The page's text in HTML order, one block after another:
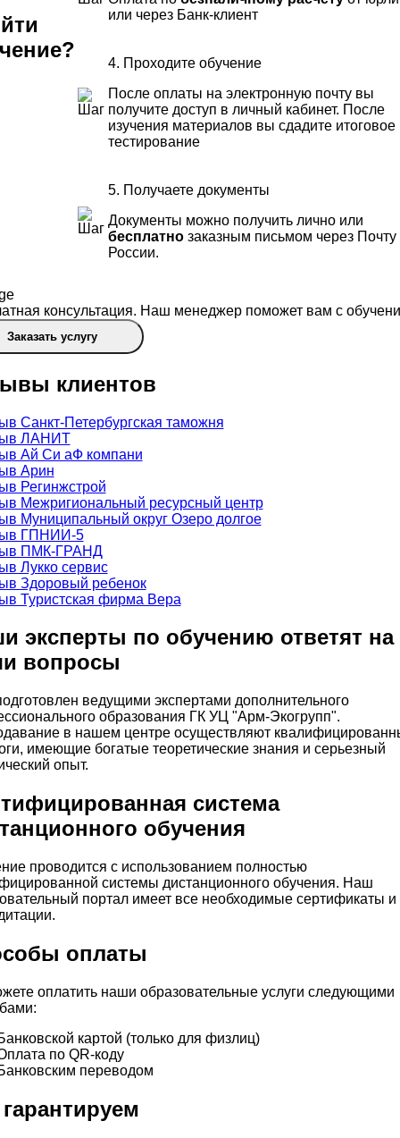
или через Банк-клиент
4. Проходите обучение
После оплаты на электронную почту вы
получите доступ в личный кабинет. После
изучения материалов вы сдадите итоговое
тестирование
5. Получаете документы
Документы можно получить лично или
бесплатнозаказным письмом через Почту
России.
консультация. Наш менеджер поможет вам с
Заказать услугу
клиентов
эксперты по обучению ответят на
вопросы
ведущими экспертами дополнительного
образования ГК УЦ "Арм-Экогрупп".
в нашем центре осуществляют
имеющие богатые теоретические знания и серьезный
опыт.
система
обучения
проводится с использованием полностью
системы дистанционного обучения. Наш
портал имеет все необходимые сертификаты и
оплаты
оплатить наши образовательные услуги следующими
картой (только для физлиц)
по QR-коду
переводом